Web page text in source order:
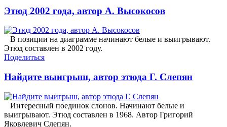
Этюд 2002 года, автор А. Высокосов
В позиции на диаграмме начинают белые и выигрывают.
Этюд составлен в 2002 году.
Поделиться
Найдите выигрыш, автор этюда Г. Слепян
Интересный поединок слонов. Начинают белые и
выигрывают. Этюд составлен в 1968. Автор Григорий
Яковлевич Слепян.